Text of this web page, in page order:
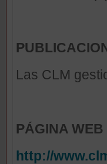
Las CLM
PÁGINA WEB
http://